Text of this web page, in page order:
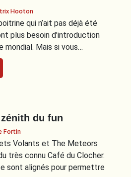
Hooton
qui n’ait pas déjà été
plus besoin d’introduction
mondial. Mais si vous…
du fun
Fortin
Volants et The Meteors
très connu Café du Clocher.
sont alignés pour permettre